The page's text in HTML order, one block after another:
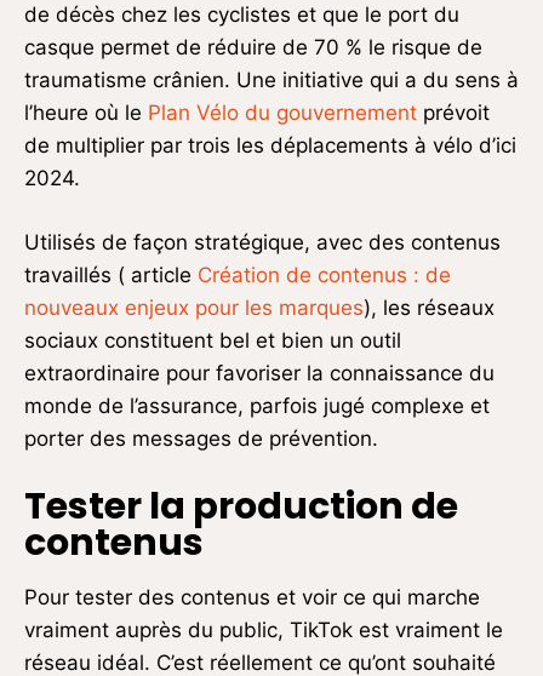
de décès chez les cyclistes et que le port du
casque permet de réduire de 70 % le risque de
traumatisme crânien. Une initiative qui a du sens à
l’heure où le Plan Vélo du gouvernement prévoit
de multiplier par trois les déplacements à vélo d’ici
2024.
Utilisés de façon stratégique, avec des contenus
travaillés ( article Création de contenus : de
nouveaux enjeux pour les marques), les réseaux
sociaux constituent bel et bien un outil
extraordinaire pour favoriser la connaissance du
monde de l’assurance, parfois jugé complexe et
porter des messages de prévention.
Tester la production de
contenus
Pour tester des contenus et voir ce qui marche
vraiment auprès du public, TikTok est vraiment le
réseau idéal. C’est réellement ce qu’ont souhaité